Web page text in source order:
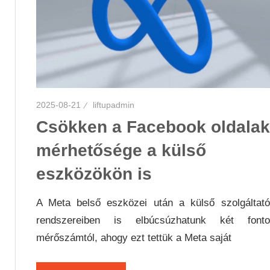
2025-08-21 liftupadmin
Csökken a Facebook oldalak
mérhetősége a külső
eszközökön is
A Meta belső eszközei után a külső
rendszereiben is elbúcsúzhatunk két
mérőszámtól, ahogy ezt tettük a Meta saját